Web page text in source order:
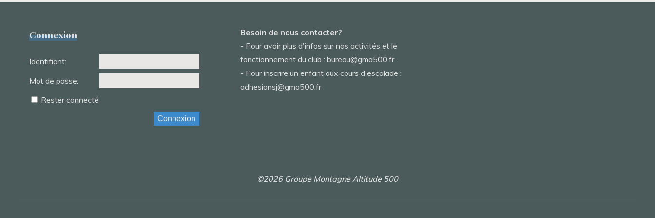
Connexion
Identifiant:
Mot de passe:
Rester connecté
Connexion
Besoin de nous contacter?
- Pour avoir plus d'infos sur nos activités et le
fonctionnement du club : bureau@gma500.fr
- Pour inscrire un enfant aux cours d'escalade :
adhesionsj@gma500.fr
©2026 Groupe Montagne Altitude 500